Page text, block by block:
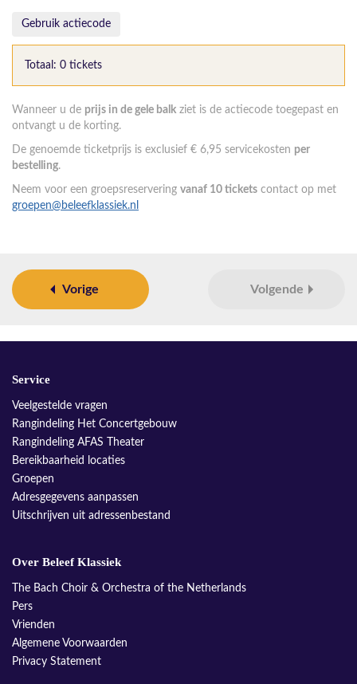
Gebruik actiecode
Totaal: 0 tickets
Wanneer u de prijs in de gele balk ziet is de actiecode toegepast en
ontvangt u de korting.
De genoemde ticketprijs is exclusief € 6,95 servicekosten per
bestelling.
Neem voor een groepsreservering vanaf 10 tickets contact op met
groepen@beleefklassiek.nl
Vorige Volgende
Service
Veelgestelde vragen
Rangindeling Het Concertgebouw
Rangindeling AFAS Theater
Bereikbaarheid locaties
Groepen
Adresgegevens aanpassen
Uitschrijven uit adressenbestand
Over Beleef Klassiek
The Bach Choir & Orchestra of the Netherlands
Pers
Vrienden
Algemene Voorwaarden
Privacy Statement